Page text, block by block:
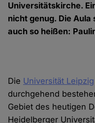
Universitätskirche.
nicht genug. Die
auch so heißen:
Die Universität Leipzig
durchgehend
Gebiet des heutigen
Heidelberger